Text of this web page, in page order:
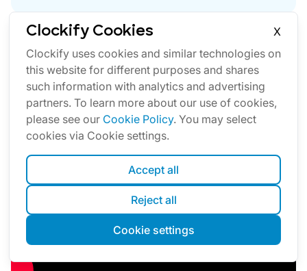
Clockify Cookies
X
Clockify uses cookies and similar technologies on
this website for different purposes and shares
such information with analytics and advertising
partners. To learn more about our use of cookies,
please see our Cookie Policy. You may select
cookies via Cookie settings.
Accept all
Reject all
Cookie settings
Indem Kunden klare Zeitdaten erhalten, wird der Wert der
erbrachten Dienstleistungen verständlich und
nachvollziehbar. Auf diese Weise lassen sich
Abrechnungsstreitigkeiten vermeiden und eine höhere
Kundenzufriedenheit erreichen.